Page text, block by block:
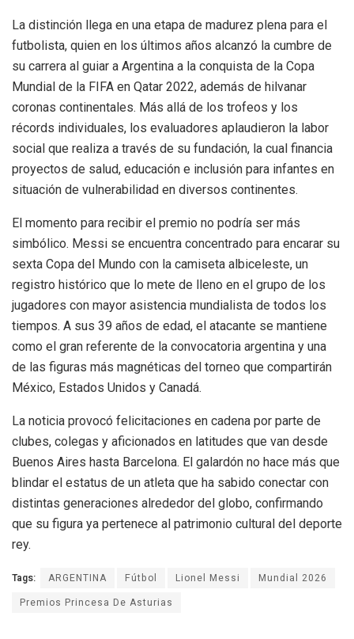
La distinción llega en una etapa de madurez plena para el
futbolista, quien en los últimos años alcanzó la cumbre de
su carrera al guiar a Argentina a la conquista de la Copa
Mundial de la FIFA en Qatar 2022, además de hilvanar
coronas continentales. Más allá de los trofeos y los
récords individuales, los evaluadores aplaudieron la labor
social que realiza a través de su fundación, la cual financia
proyectos de salud, educación e inclusión para infantes en
situación de vulnerabilidad en diversos continentes.
El momento para recibir el premio no podría ser más
simbólico. Messi se encuentra concentrado para encarar su
sexta Copa del Mundo con la camiseta albiceleste, un
registro histórico que lo mete de lleno en el grupo de los
jugadores con mayor asistencia mundialista de todos los
tiempos. A sus 39 años de edad, el atacante se mantiene
como el gran referente de la convocatoria argentina y una
de las figuras más magnéticas del torneo que compartirán
México, Estados Unidos y Canadá.
La noticia provocó felicitaciones en cadena por parte de
clubes, colegas y aficionados en latitudes que van desde
Buenos Aires hasta Barcelona. El galardón no hace más que
blindar el estatus de un atleta que ha sabido conectar con
distintas generaciones alrededor del globo, confirmando
que su figura ya pertenece al patrimonio cultural del deporte
rey.
Tags: ARGENTINA Fútbol Lionel Messi
Mundial 2026
Premios Princesa De Asturias